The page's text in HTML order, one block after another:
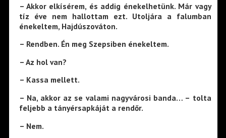
– Akkor elkísérem, és addig énekelhetünk. Már vagy
tíz éve nem hallottam ezt. Utoljára a falumban
énekeltem, Hajdúszováton.
– Rendben. Én meg Szepsiben énekeltem.
– Az hol van?
– Kassa mellett.
– Na, akkor az se valami nagyvárosi banda… – tolta
feljebb a tányérsapkáját a rendőr.
– Nem.